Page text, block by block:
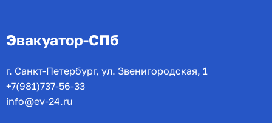
Эвакуатор-СПб
г. Санкт-Петербург, ул. Звенигородская, 1
+7(981)737-56-33
info@ev-24.ru